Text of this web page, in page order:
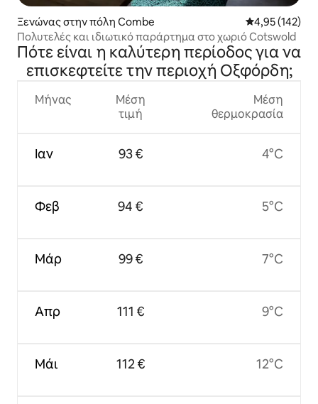
Ξενώνας στην πόλη Combe Μέση
4,95 (142)
Πολυτελές και ιδιωτικό παράρτημα στο χωριό Cotswold
Πότε είναι η καλύτερη περίοδος για να
επισκεφτείτε την περιοχή Οξφόρδη;
Μήνας
Ιαν
Φεβ
Μάρ
Απρ
Μάι
Μέση
τιμή
93 €
94 €
99 €
111 €
112 €
Μέση
θερμοκρασία
4°C
5°C
7°C
9°C
12°C